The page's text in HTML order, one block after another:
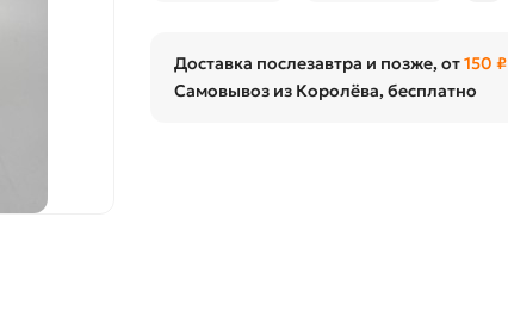
Доставка послезавтра и позже, от150 ₽
Самовывоз из Королёва, бесплатно